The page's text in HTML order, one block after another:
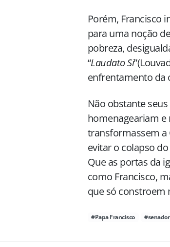
Porém, Francisco
para uma noção
pobreza,
“Laudato Si
enfrentamento da
Não obstante
homenageariam e
transformassem a
evitar o colapso
Que as portas da
como Francisco,
que só constroem
#Papa Francisco